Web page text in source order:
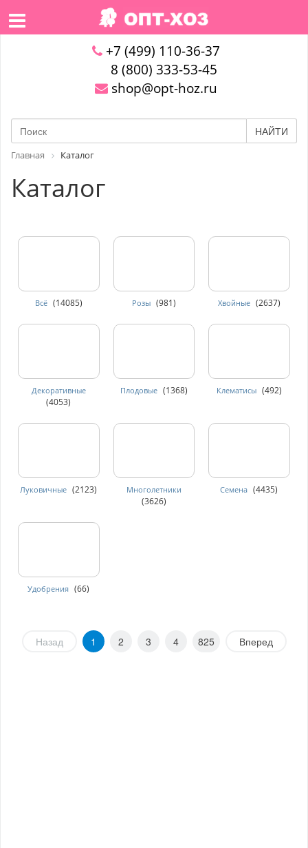
+7 (499) 110-36-37
8 (800) 333-53-45
shop@opt-hoz.ru
НАЙТИ
Главная Каталог
Каталог
Всё (14085) Розы (981) Хвойные (2637)
Декоративные
(4053)
Плодовые (1368) Клематисы (492)
Луковичные (2123) Многолетники
(3626)
Семена (4435)
Удобрения (66)
Назад 1 2 3 4 825 Вперед